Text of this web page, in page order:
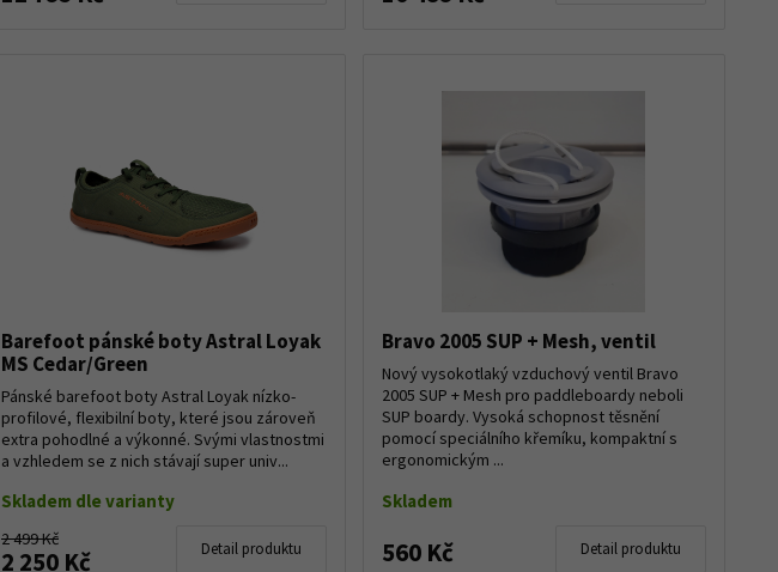
Barefoot pánské boty Astral Loyak
MS Cedar/Green
Pánské barefoot boty Astral Loyak nízko-
profilové, flexibilní boty, které jsou zároveň
extra pohodlné a výkonné. Svými vlastnostmi
a vzhledem se z nich stávají super univ...
Skladem dle varianty
2 499 Kč
2 250 Kč Detail produktu
Bravo 2005 SUP + Mesh, ventil
Nový vysokotlaký vzduchový ventil Bravo
2005 SUP + Mesh pro paddleboardy neboli
SUP boardy. Vysoká schopnost těsnění
pomocí speciálního křemíku, kompaktní s
ergonomickým ...
Skladem
560 Kč Detail produktu